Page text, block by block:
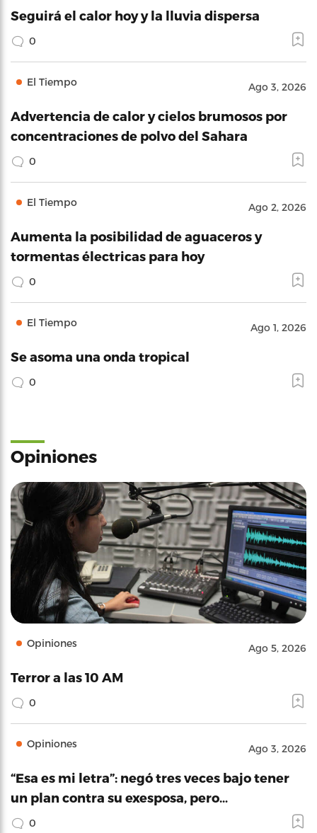
Seguirá el calor hoy y la lluvia dispersa
0
El Tiempo Ago 3, 2026
Advertencia de calor y cielos brumosos por
concentraciones de polvo del Sahara
0
El Tiempo Ago 2, 2026
Aumenta la posibilidad de aguaceros y
tormentas électricas para hoy
0
El Tiempo Ago 1, 2026
Se asoma una onda tropical
0
Opiniones
Opiniones Ago 5, 2026
Terror a las 10 AM
0
Opiniones Ago 3, 2026
“Esa es mi letra”: negó tres veces bajo tener
un plan contra su exesposa, pero…
0